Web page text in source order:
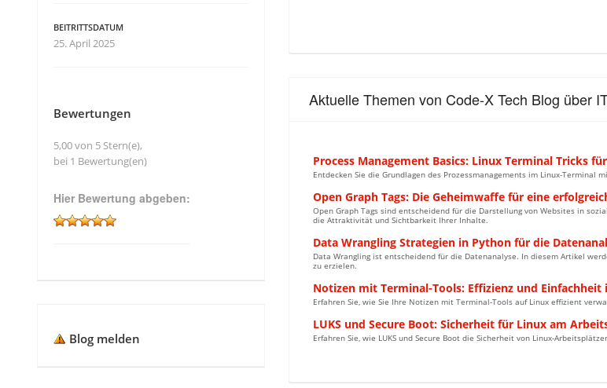
Aktuelle Themen von Code-X Tech Blog über
Process Management Basics: Linux Terminal Tricks
Entdecken Sie die Grundlagen des Prozessmanagements im Linux-Terminal
Open Graph Tags: Die Geheimwaffe für eine
Open Graph Tags sind entscheidend für die Darstellung von Websites in
die Attraktivität und Sichtbarkeit Ihrer Inhalte.
Data Wrangling Strategien in Python für die
Data Wrangling ist entscheidend für die Datenanalyse. In diesem Artikel
zu erzielen.
Notizen mit Terminal-Tools: Effizienz und
Erfahren Sie, wie Sie Ihre Notizen mit Terminal-Tools auf Linux effizient
LUKS und Secure Boot: Sicherheit für Linux am
Erfahren Sie, wie LUKS und Secure Boot die Sicherheit von Linux-
BEITRITTSDATUM
25. April 2025
Bewertungen
5,00 von 5 Stern(e),
bei 1 Bewertung(en)
Hier Bewertung abgeben:
Blog melden